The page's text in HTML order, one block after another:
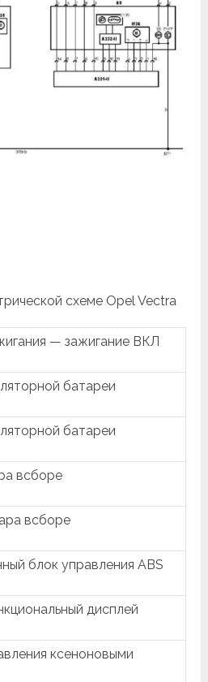
схеме Opel Vectra
— зажигание ВКЛ
батареи
батареи
всборе
всборе
блок управления ABS
дисплей
ксеноновыми